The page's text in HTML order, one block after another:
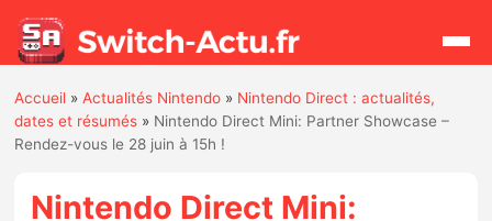
Rechercher
Actualités
Accueil »Actualités Nintendo » Nintendo Direct : actualités,
dates et résumés » Nintendo Direct Mini: Partner Showcase –
Rendez-vous le 28 juin à 15h !
Nintendo Direct Mini: